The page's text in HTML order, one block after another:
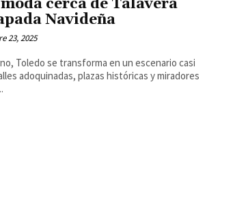
cerca de Talavera
Navideña
23, 2025
Toledo se transforma en un escenario casi
adoquinadas, plazas históricas y miradores